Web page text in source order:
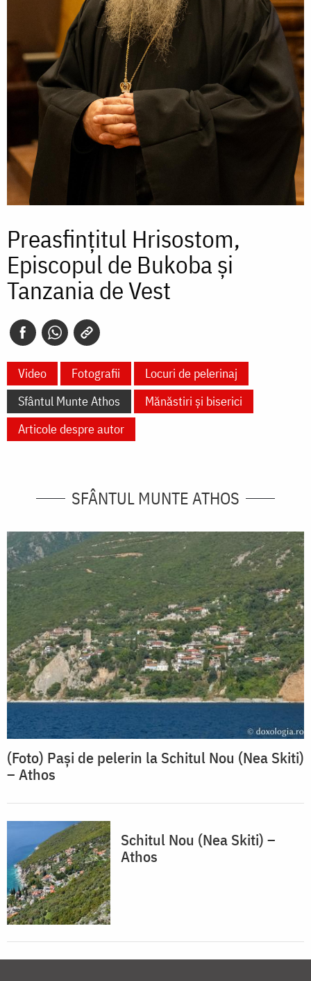
Preasfințitul Hrisostom,
Episcopul de Bukoba şi
Tanzania de Vest
Video Fotografii
Locuri de pelerinaj
Sfântul Munte Athos
Mănăstiri și biserici
Articole despre autor
SFÂNTUL MUNTE ATHOS
(Foto) Pași de pelerin la Schitul Nou (Nea Skiti)
– Athos
Schitul Nou (Nea Skiti) –
Athos